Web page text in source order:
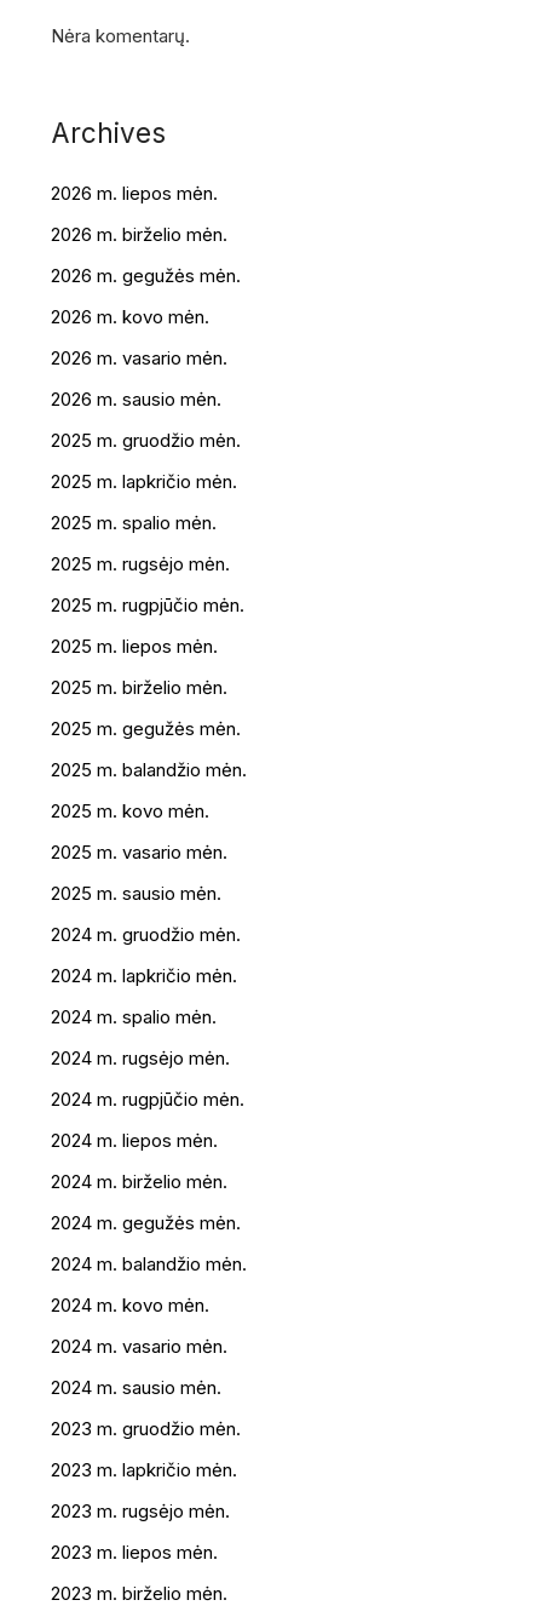
Nėra komentarų.
Archives
2026 m. liepos mėn.
2026 m. birželio mėn.
2026 m. gegužės mėn.
2026 m. kovo mėn.
2026 m. vasario mėn.
2026 m. sausio mėn.
2025 m. gruodžio mėn.
2025 m. lapkričio mėn.
2025 m. spalio mėn.
2025 m. rugsėjo mėn.
2025 m. rugpjūčio mėn.
2025 m. liepos mėn.
2025 m. birželio mėn.
2025 m. gegužės mėn.
2025 m. balandžio mėn.
2025 m. kovo mėn.
2025 m. vasario mėn.
2025 m. sausio mėn.
2024 m. gruodžio mėn.
2024 m. lapkričio mėn.
2024 m. spalio mėn.
2024 m. rugsėjo mėn.
2024 m. rugpjūčio mėn.
2024 m. liepos mėn.
2024 m. birželio mėn.
2024 m. gegužės mėn.
2024 m. balandžio mėn.
2024 m. kovo mėn.
2024 m. vasario mėn.
2024 m. sausio mėn.
2023 m. gruodžio mėn.
2023 m. lapkričio mėn.
2023 m. rugsėjo mėn.
2023 m. liepos mėn.
2023 m. birželio mėn.